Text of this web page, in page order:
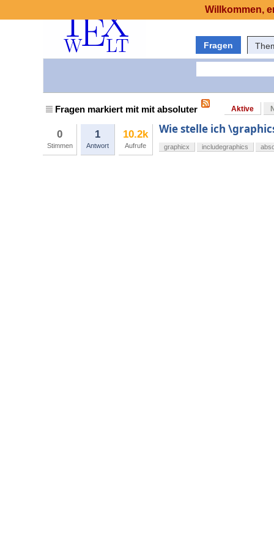
Fragen
Fragen markiert mit mit absoluter Aktive
0
Stimmen
1
Antwort
10.2k
Aufrufe
Wie stelle ich
graphicx includegraphics
Willkommen,